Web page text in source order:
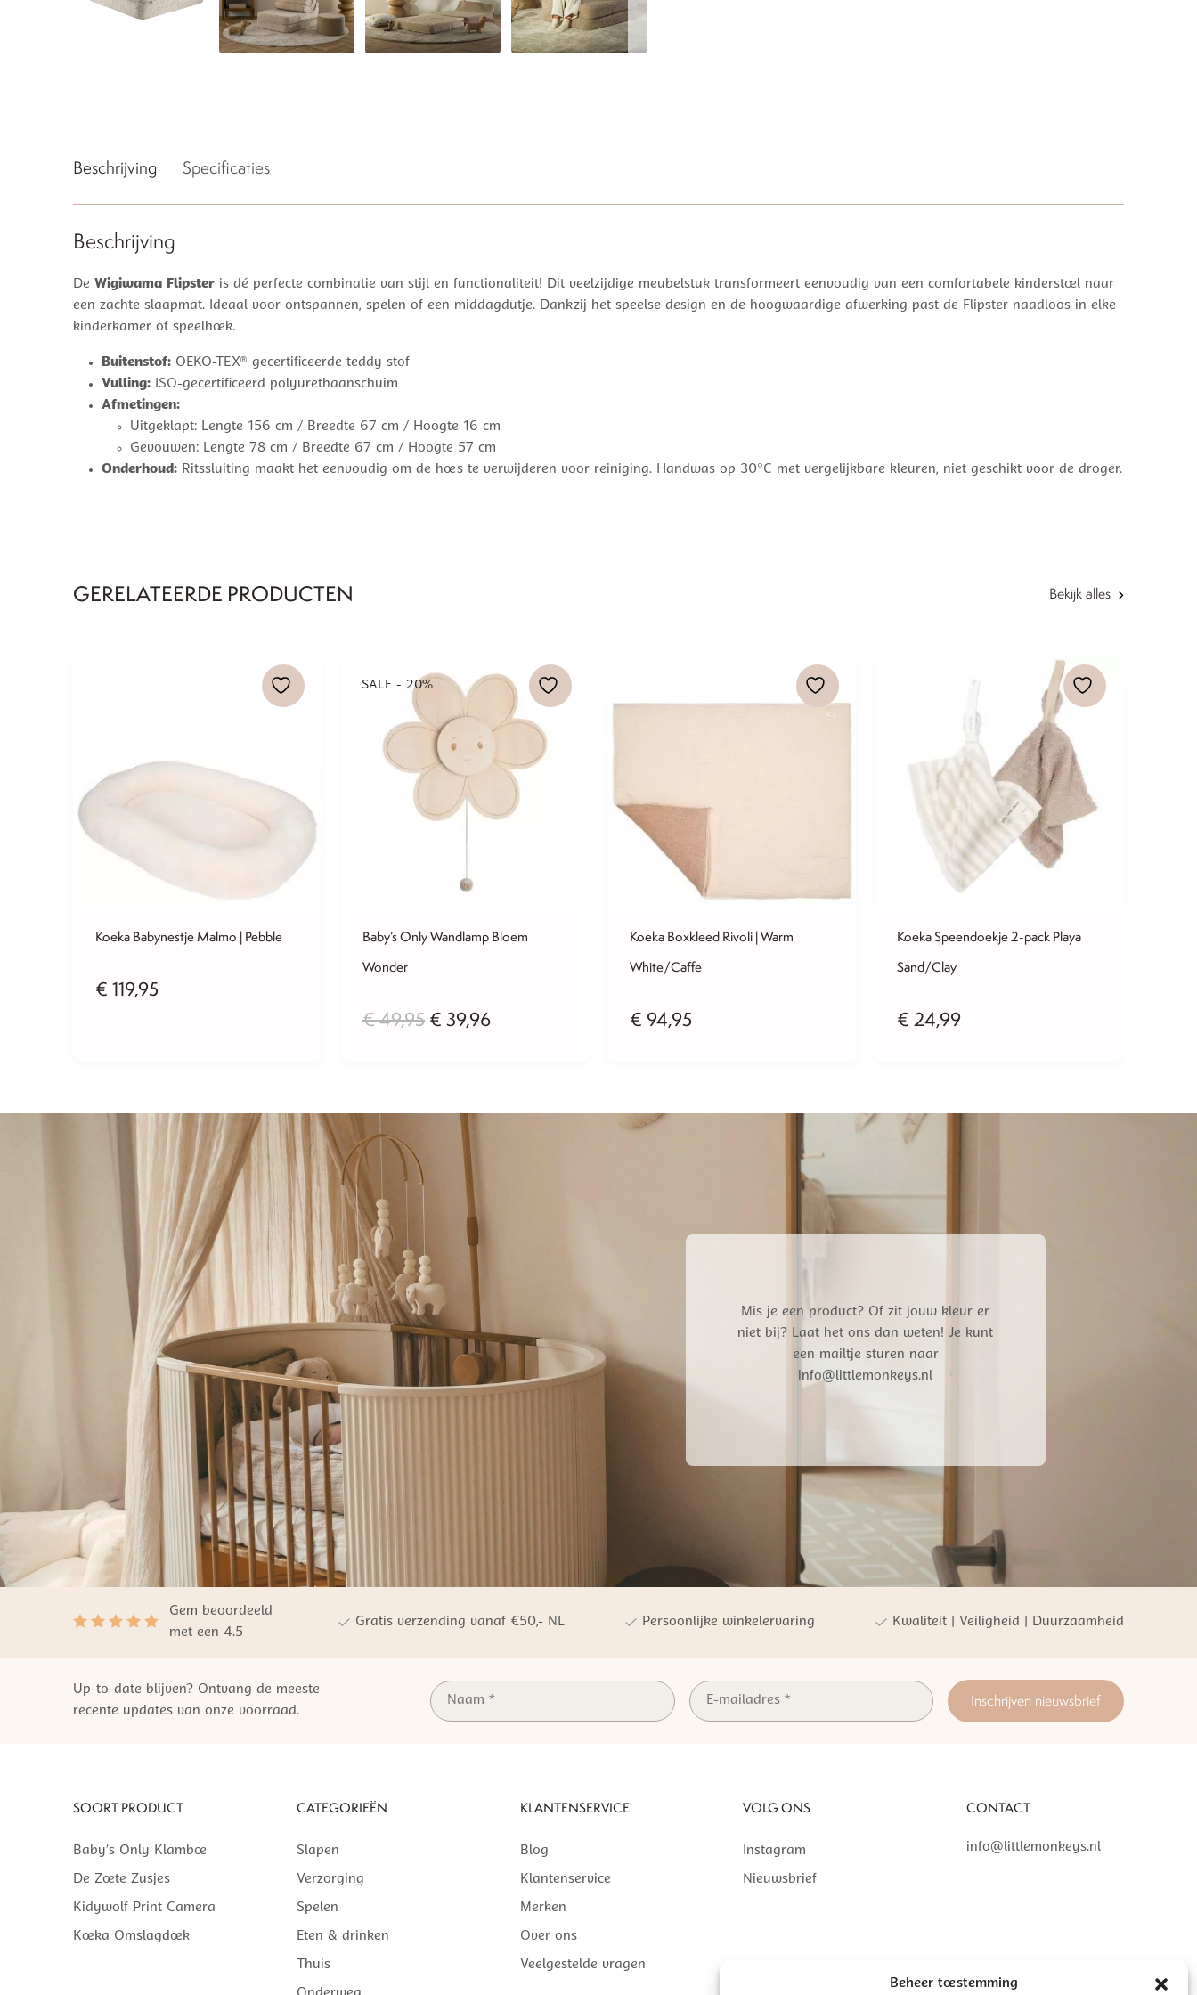
Beheer toestemming
Beschrijving Specificaties
Beschrijving
De Wigiwama Flipster is dé perfecte combinatie van stijl en functionaliteit! Dit veelzijdige meubelstuk transformeert eenvoudig van een comfortabele kinderstoel naar
een zachte slaapmat. Ideaal voor ontspannen, spelen of een middagdutje. Dankzij het speelse design en de hoogwaardige afwerking past de Flipster naadloos in elke
kinderkamer of speelhoek.
Buitenstof: OEKO-TEX® gecertificeerde teddy stof
Vulling: ISO-gecertificeerd polyurethaanschuim
Afmetingen:
Uitgeklapt: Lengte 156 cm / Breedte 67 cm / Hoogte 16 cm
Gevouwen: Lengte 78 cm / Breedte 67 cm / Hoogte 57 cm
Onderhoud: Ritssluiting maakt het eenvoudig om de hoes te verwijderen voor reiniging. Handwas op 30°C met vergelijkbare kleuren, niet geschikt voor de droger.
GERELATEERDE PRODUCTEN Bekijk alles
Koeka Babynestje Malmo | Pebble
€ 119,95
SALE - 20%
Baby’s Only Wandlamp Bloem
Wonder
€49,95 Oorspronkelijke
€ 49,95.
€ 39,96Huidige
Koeka Boxkleed Rivoli | Warm
White/Caffe
€ 94,95
Koeka Speendoekje 2-pack Playa
Sand/Clay
€ 24,99
Mis je een product? Of zit jouw kleur er
niet bij? Laat het ons dan weten! Je kunt
een mailtje sturen naar
info@littlemonkeys.nl
Gem beoordeeld
met een 4.5
Gratis verzending vanaf €50,- NL Persoonlijke winkelervaring Kwaliteit | Veiligheid | Duurzaamheid
Up-to-date blijven? Ontvang de meeste
recente updates van onze voorraad.
Inschrijven nieuwsbrief
SOORT PRODUCT
Baby’s Only Klamboe
De Zoete Zusjes
Kidywolf Print Camera
Koeka Omslagdoek
CATEGORIEËN
Slapen
Verzorging
Spelen
Eten & drinken
Thuis
KLANTENSERVICE
Blog
Klantenservice
Merken
Over ons
Veelgestelde vragen
VOLG ONS
Instagram
Nieuwsbrief
CONTACT
info@littlemonkeys.nl